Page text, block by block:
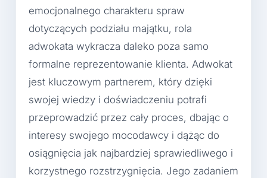
emocjonalnego charakteru spraw
dotyczących podziału majątku, rola
adwokata wykracza daleko poza samo
formalne reprezentowanie klienta. Adwokat
jest kluczowym partnerem, który dzięki
swojej wiedzy i doświadczeniu potrafi
przeprowadzić przez cały proces, dbając o
interesy swojego mocodawcy i dążąc do
osiągnięcia jak najbardziej sprawiedliwego i
korzystnego rozstrzygnięcia. Jego zadaniem